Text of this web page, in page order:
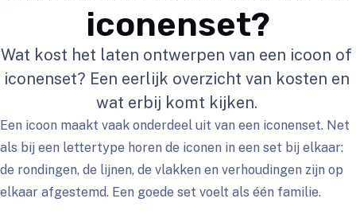
iconenset?
Wat kost het laten ontwerpen van een icoon of
iconenset? Een eerlijk overzicht van kosten en
wat erbij komt kijken.
Een icoon maakt vaak onderdeel uit van een iconenset. Net
als bij een lettertype horen de iconen in een set bij elkaar:
de rondingen, de lijnen, de vlakken en verhoudingen zijn op
elkaar afgestemd. Een goede set voelt als één familie.